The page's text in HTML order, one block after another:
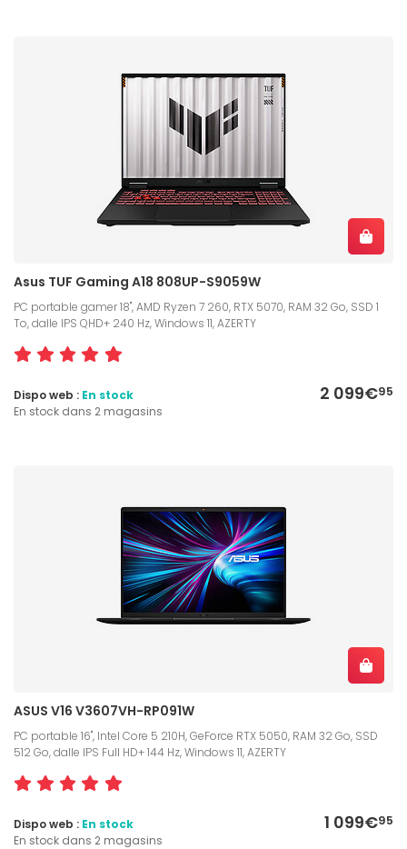
Asus TUF Gaming A18 808UP-S9059W
PC portable gamer 18", AMD Ryzen 7 260, RTX 5070, RAM 32 Go, SSD 1
To, dalle IPS QHD+ 240 Hz, Windows 11, AZERTY
2 099€95
Dispo web : En stock
En stock dans 2 magasins
ASUS V16 V3607VH-RP091W
PC portable 16", Intel Core 5 210H, GeForce RTX 5050, RAM 32 Go, SSD
512 Go, dalle IPS Full HD+ 144 Hz, Windows 11, AZERTY
1 099€95
Dispo web : En stock
En stock dans 2 magasins